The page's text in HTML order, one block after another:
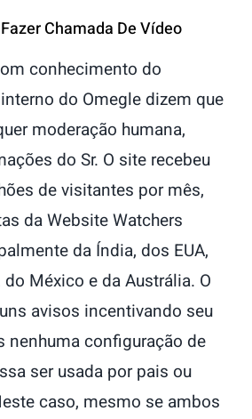
Chamada De Vídeo
conhecimento do
do Omegle dizem que
moderação humana,
do Sr. O site recebeu
de visitantes por mês,
da Website Watchers
da Índia, dos EUA,
México e da Austrália. O
avisos incentivando seu
nenhuma configuração de
ser usada por pais ou
caso, mesmo se ambos